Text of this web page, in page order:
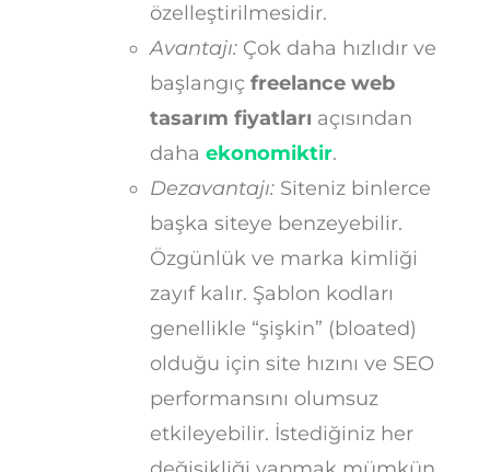
özelleştirilmesidir.
Avantajı: Çok daha hızlıdır ve
başlangıç freelance web
tasarım fiyatları açısından
daha ekonomiktir.
Dezavantajı: Siteniz binlerce
başka siteye benzeyebilir.
Özgünlük ve marka kimliği
zayıf kalır. Şablon kodları
genellikle “şişkin” (bloated)
olduğu için site hızını ve SEO
performansını olumsuz
etkileyebilir. İstediğiniz her